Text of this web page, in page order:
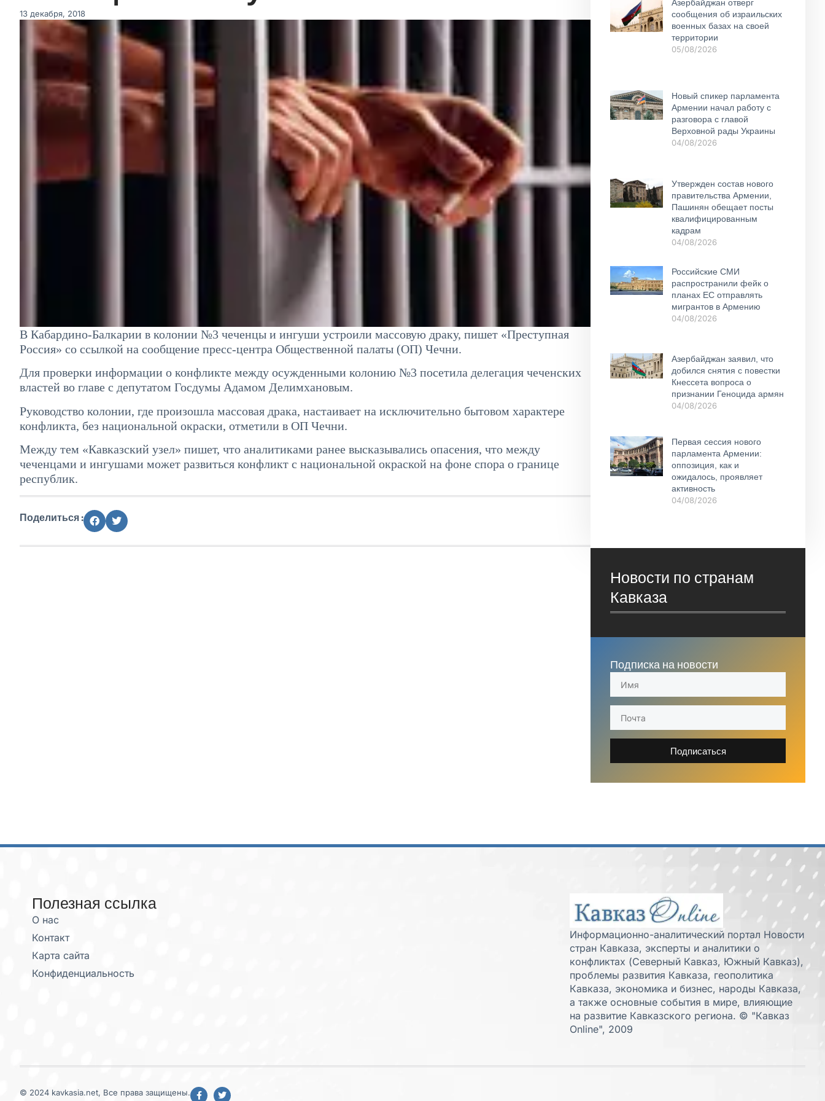
13 декабря, 2018
В Кабардино-Балкарии в колонии №3 чеченцы и ингуши устроили массовую драку, пишет «Преступная
Россия» со ссылкой на сообщение пресс-центра Общественной палаты (ОП) Чечни.
Для проверки информации о конфликте между осужденными колонию №3 посетила делегация чеченских
властей во главе с депутатом Госдумы Адамом Делимхановым.
Руководство колонии, где произошла массовая драка, настаивает на исключительно бытовом характере
конфликта, без национальной окраски, отметили в ОП Чечни.
Между тем «Кавказский узел» пишет, что аналитиками ранее высказывались опасения, что между
чеченцами и ингушами может развиться конфликт с национальной окраской на фоне спора о границе
республик.
Поделиться :
Азербайджан отверг
сообщения об израильских
военных базах на своей
территории
05/08/2026
Новый спикер парламента
Армении начал работу с
разговора с главой
Верховной рады Украины
04/08/2026
Утвержден состав нового
правительства Армении,
Пашинян обещает посты
квалифицированным
кадрам
04/08/2026
Российские СМИ
распространили фейк о
планах ЕС отправлять
мигрантов в Армению
04/08/2026
Азербайджан заявил, что
добился снятия с повестки
Кнессета вопроса о
признании Геноцида армян
04/08/2026
Первая сессия нового
парламента Армении:
оппозиция, как и
ожидалось, проявляет
активность
04/08/2026
Новости по странам
Кавказа
Подписка на новости
Подписаться
Полезная ссылка
О нас
Контакт
Карта сайта
Конфиденциальность
Информационно-аналитический портал Новости
стран Кавказа, эксперты и аналитики о
конфликтах (Северный Кавказ, Южный Кавказ),
проблемы развития Кавказа, геополитика
Кавказа, экономика и бизнес, народы Кавказа,
а также основные события в мире, влияющие
на развитие Кавказского региона. © "Кавказ
Online", 2009
© 2024 kavkasia.net, Все права защищены.